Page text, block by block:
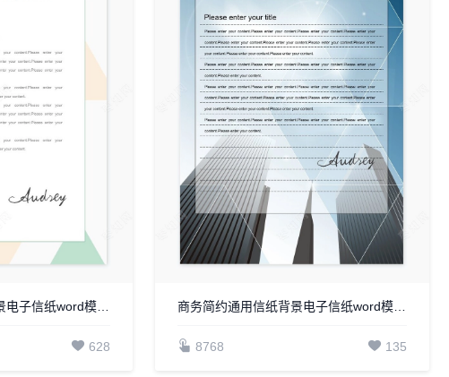
商务简约通用信纸背景电子信纸word模板WPS(8)
628
商务简约通用信纸背景电子信纸word模板WPS(12)
8768 135